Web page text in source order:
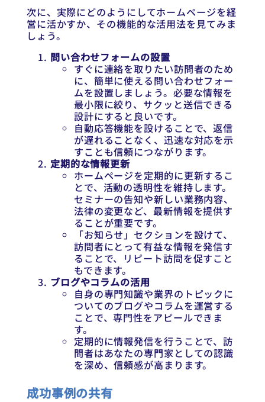
次に、実際にどのようにしてホームページを経
営に活かすか、その機能的な活用法を見てみま
しょう。
問い合わせフォームの設置
すぐに連絡を取りたい訪問者のため
に、簡単に使える問い合わせフォー
ムを設置しましょう。必要な情報を
最小限に絞り、サクッと送信できる
設計にすると良いです。
自動応答機能を設けることで、返信
が遅れることなく、迅速な対応を示
すことも信頼につながります。
定期的な情報更新
ホームページを定期的に更新するこ
とで、活動の透明性を維持します。
セミナーの告知や新しい業務内容、
法律の変更など、最新情報を提供す
ることが重要です。
「お知らせ」セクションを設けて、
訪問者にとって有益な情報を発信す
ることで、リピート訪問を促すこと
もできます。
ブログやコラムの活用
自身の専門知識や業界のトピックに
ついてのブログやコラムを運営する
ことで、専門性をアピールできま
す。
定期的に情報発信を行うことで、訪
問者はあなたの専門家としての認識
を深め、信頼感が高まります。
成功事例の共有